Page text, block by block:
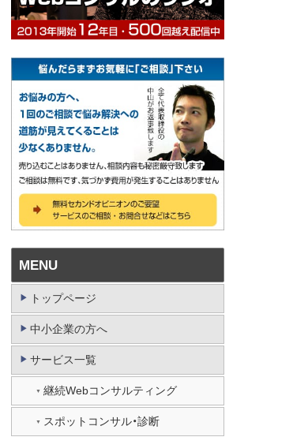
MENU
トップページ
中小企業の方へ
サービス一覧
継続Webコンサルティング
スポットコンサル・診断